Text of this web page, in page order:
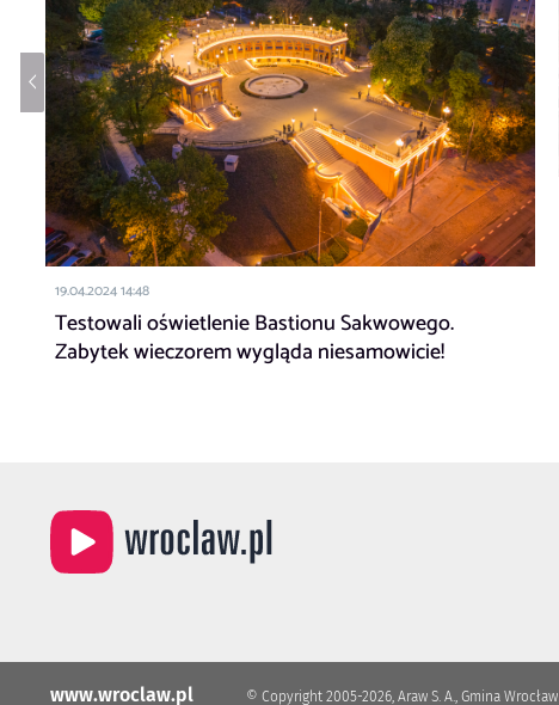
19.04.2024 14:48
Testowali oświetlenie Bastionu Sakwowego.
Zabytek wieczorem wygląda niesamowicie!
www.wroclaw.pl © Copyright 2005-2026, Araw S. A., Gmina Wrocław